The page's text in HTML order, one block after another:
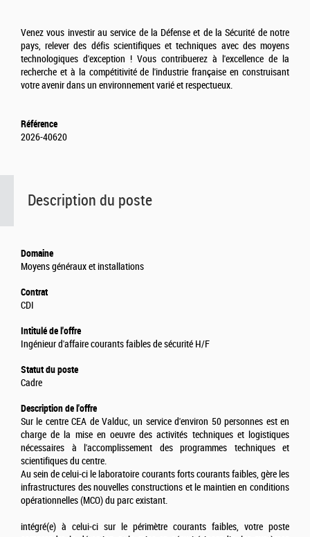
Description du poste
Domaine
Moyens généraux et installations
Contrat
CDI
Intitulé de l'offre
Ingénieur d'affaire courants faibles de sécurité H/F
Statut du poste
Cadre
Description de l'offre
Sur le centre CEA de Valduc, un service d'environ 50 personnes est en
charge de la mise en oeuvre des activités techniques et logistiques
nécessaires à l'accomplissement des programmes techniques et
scientifiques du centre.
Au sein de celui-ci le laboratoire courants forts courants faibles, gère les
infrastructures des nouvelles constructions et le maintien en conditions
opérationnelles (MCO) du parc existant.
intégré(e) à celui-ci sur le périmètre courants faibles, votre poste
Venez vous investir au service de la Défense et de la Sécurité de notre
pays, relever des défis scientifiques et techniques avec des moyens
technologiques d'exception ! Vous contribuerez à l'excellence de la
recherche et à la compétitivité de l'industrie française en construisant
votre avenir dans un environnement varié et respectueux.
Référence
2026-40620